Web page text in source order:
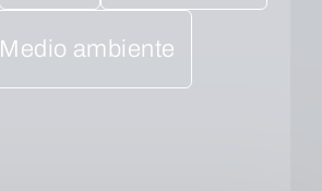
Medio ambiente